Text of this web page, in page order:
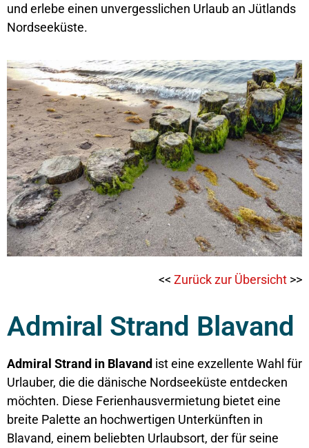
und erlebe einen unvergesslichen Urlaub an Jütlands
Nordseeküste.
<< Zurück zur Übersicht >>
Admiral Strand Blavand
Admiral Strand in Blavand ist eine exzellente Wahl für
Urlauber, die die dänische Nordseeküste entdecken
möchten. Diese Ferienhausvermietung bietet eine
breite Palette an hochwertigen Unterkünften in
Blavand, einem beliebten Urlaubsort, der für seine